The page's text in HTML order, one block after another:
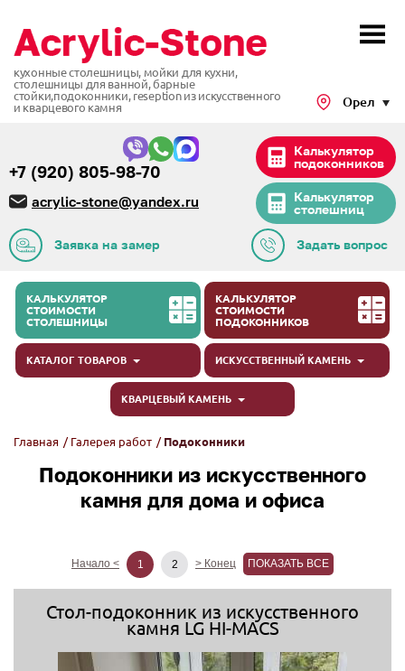
кухонные столешницы, мойки для кухни,
столешницы для ванной, барные
стойки,подоконники, reseption из искусственного
и кварцевого камня
+7 (920) 805-98-70
acrylic-stone@yandex.ru
Калькулятор
столешниц
Калькулятор
подоконников
Орел
Задать вопрос
Заявка на замер
КАЛЬКУЛЯТОР
СТОИМОСТИ
СТОЛЕШНИЦЫ
КАЛЬКУЛЯТОР
СТОИМОСТИ
ПОДОКОННИКОВ
КАТАЛОГ ТОВАРОВ ИСКУССТВЕННЫЙ КАМЕНЬ
КВАРЦЕВЫЙ КАМЕНЬ
Главная / Галерея работ / Подоконники
Подоконники из искусственного
камня для дома и офиса
Начало < 1 2 > Конец ПОКАЗАТЬ ВСЕ
Стол-подоконник из искусственного
камня LG HI-MACS